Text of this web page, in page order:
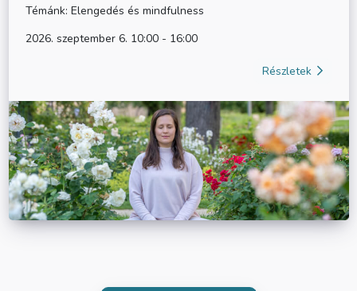
Témánk: Elengedés és mindfulness
2026. szeptember 6. 10:00 - 16:00
Részletek